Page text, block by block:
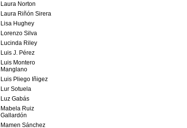
Laura Norton
Laura Riñón Sirera
Lisa Hughey
Lorenzo Silva
Lucinda Riley
Luis J. Pérez
Luis Montero
Manglano
Luis Pliego Iñigez
Lur Sotuela
Luz Gabás
Mabela Ruiz
Gallardón
Mamen Sánchez